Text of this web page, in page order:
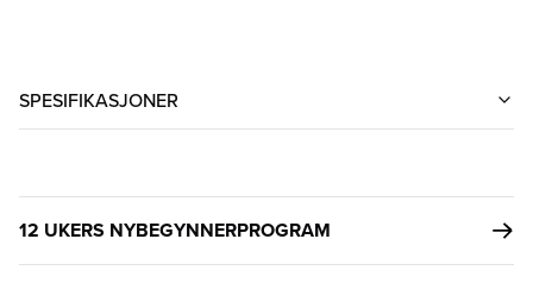
SPESIFIKASJONER
12 UKERS NYBEGYNNERPROGRAM